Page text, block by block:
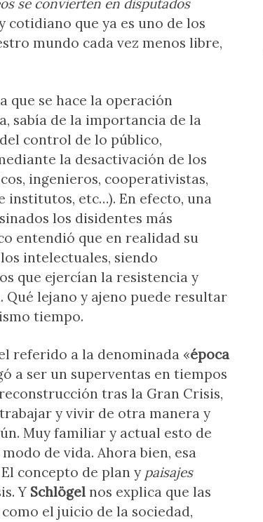
se convierten en disputados
cotidiano que ya es uno de los
mundo cada vez menos libre,
que se hace la operación
sabía de la importancia de la
control de lo público,
la desactivación de los
ingenieros, cooperativistas,
institutos, etc…). En efecto, una
los disidentes más
entendió que en realidad su
intelectuales, siendo
que ejercían la resistencia y
lejano y ajeno puede resultar
tiempo.
referido a la denominada «época
a ser un superventas en tiempos
tras la Gran Crisis,
y vivir de otra manera y
Muy familiar y actual esto de
de vida. Ahora bien, esa
concepto de plan y paisajes
Y Schlögel nos explica que las
el juicio de la sociedad,